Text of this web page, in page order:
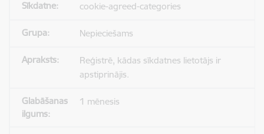
cookie-agreed-categories
Nepieciešams
Reģistrē, kādas sīkdatnes lietotājs ir
apstiprinājis.
1 mēnesis